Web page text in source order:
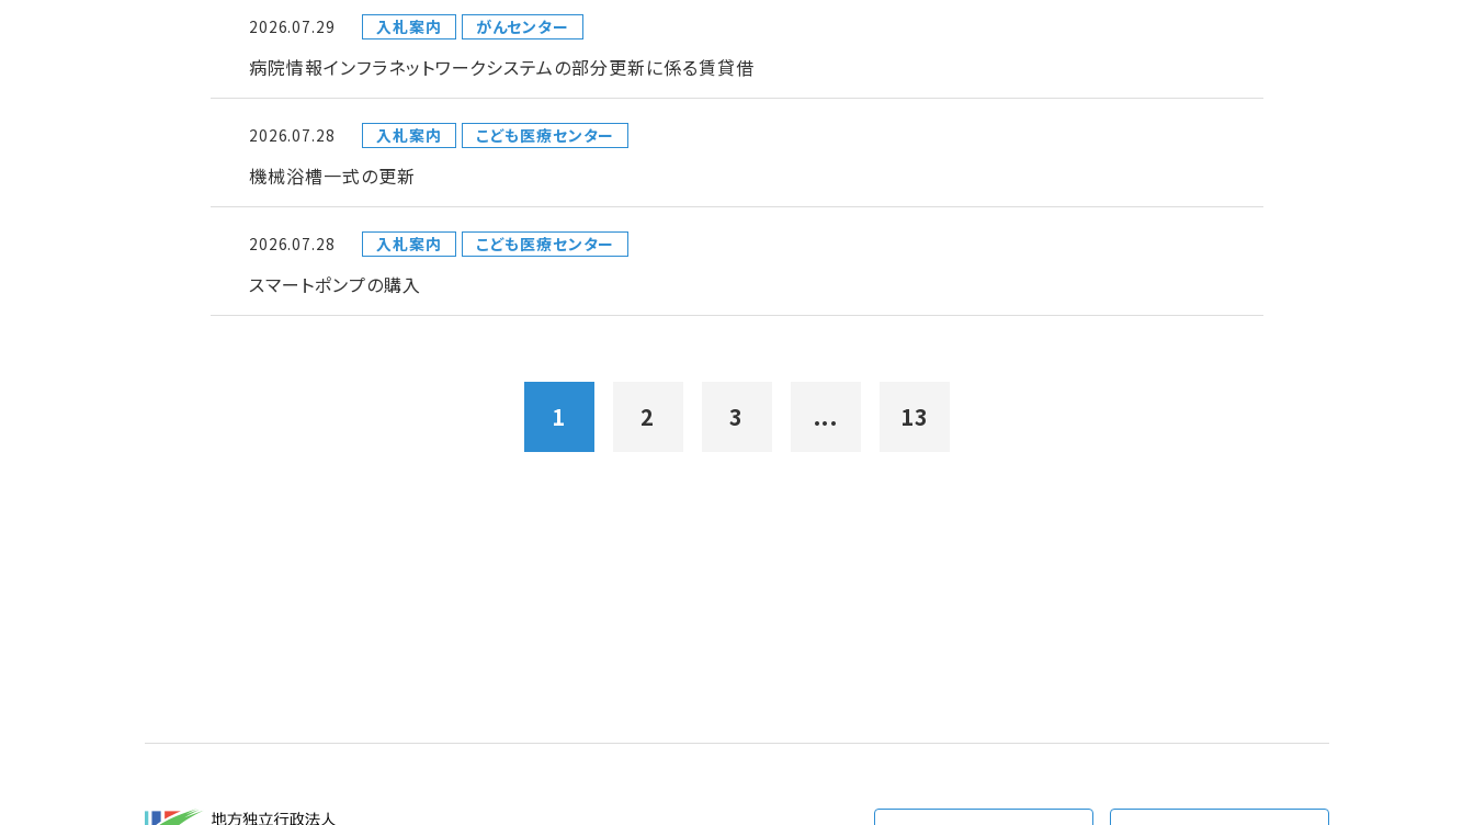
2026.07.29 入札案内 がんセンター
病院情報インフラネットワークシステムの部分更新に係る賃貸借
2026.07.28 入札案内 こども医療センター
機械浴槽一式の更新
2026.07.28 入札案内 こども医療センター
スマートポンプの購入
1 2 3 ... 13